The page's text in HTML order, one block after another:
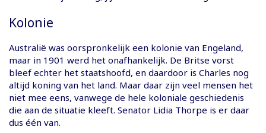
Kolonie
Australië was oorspronkelijk een kolonie van Engeland,
maar in 1901 werd het onafhankelijk. De Britse vorst
bleef echter het staatshoofd, en daardoor is Charles nog
altijd koning van het land. Maar daar zijn veel mensen het
niet mee eens, vanwege de hele koloniale geschiedenis
die aan de situatie kleeft. Senator Lidia Thorpe is er daar
dus één van.